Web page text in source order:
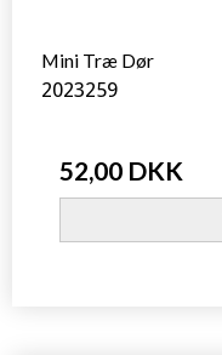
Mini Træ Dør
2023259
52,00 DKK